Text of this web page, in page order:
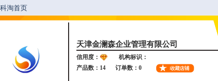
天津金澜森企业管理有限公司
信用度：
机构标识：
产品数：14
订单数：0